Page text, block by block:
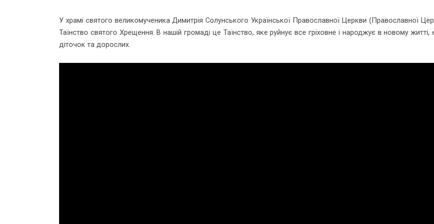
У храмі святого великомученика Димитрія Солунського Української Православної Церкви (Православної
Таїнство святого Хрещення. В нашій громаді це Таїнство, яке руйнує все гріховне і народжує в новому
діточок та дорослих.